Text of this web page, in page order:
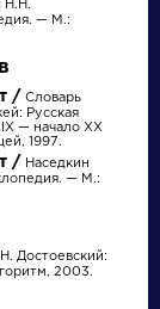
Д.Э.
языка. М.:
школа...
Н.Н.
— М.:
/ Словарь
Русская
— начало XX
1997.
/ Наседкин
— М.:
Достоевский:
2003.